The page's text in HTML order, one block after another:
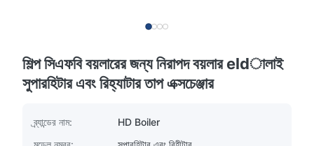
শিল্প সিএফবি বয়লারের জন্য নিরাপদ বয়লার eldালাই
সুপারহিটার এবং রিহ্যাটার তাপ এক্সচেঞ্জার
ব্র্যান্ডের নাম:
HD Boiler